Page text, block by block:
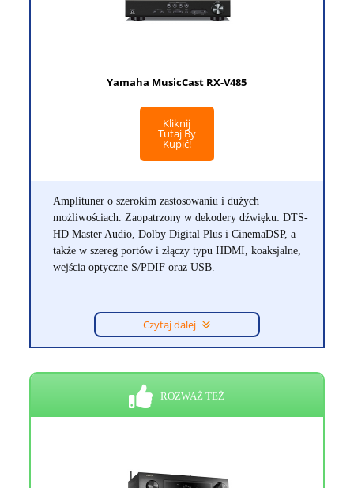
Yamaha MusicCast RX-V485
Kliknij
Tutaj By
Kupić!
Amplituner o szerokim zastosowaniu i dużych
możliwościach. Zaopatrzony w dekodery dźwięku: DTS-
HD Master Audio, Dolby Digital Plus i CinemaDSP, a
także w szereg portów i złączy typu HDMI, koaksjalne,
wejścia optyczne S/PDIF oraz USB.
Czytaj dalej
ROZWAŻ TEŻ